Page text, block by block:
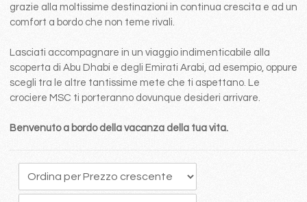
grazie alla moltissime destinazioni in continua crescita e ad un
comfort a bordo che non teme rivali.
Lasciati accompagnare in un viaggio indimenticabile alla
scoperta di Abu Dhabi e degli Emirati Arabi, ad esempio, oppure
scegli tra le altre tantissime mete che ti aspettano. Le
crociere MSC ti porteranno dovunque desideri arrivare.
Benvenuto a bordo della vacanza della tua vita.